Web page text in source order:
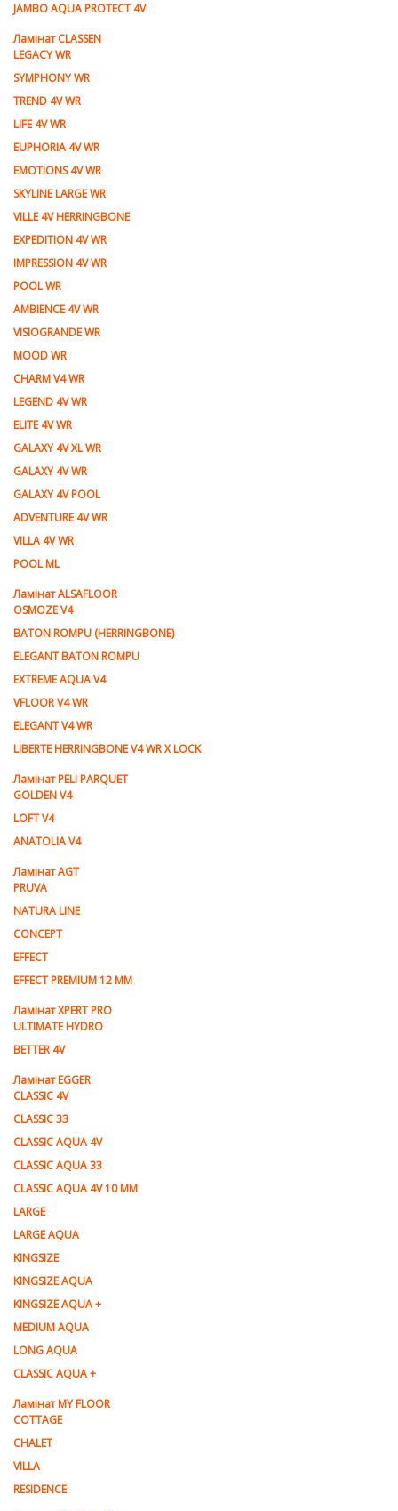
JAMBO AQUA PROTECT 4V
Ламiнат CLASSEN
LEGACY WR
SYMPHONY WR
TREND 4V WR
LIFE 4V WR
EUPHORIA 4V WR
EMOTIONS 4V WR
SKYLINE LARGE WR
VILLE 4V HERRINGBONE
EXPEDITION 4V WR
IMPRESSION 4V WR
POOL WR
AMBIENCE 4V WR
VISIOGRANDE WR
MOOD WR
CHARM V4 WR
LEGEND 4V WR
ELITE 4V WR
GALAXY 4V XL WR
GALAXY 4V WR
GALAXY 4V POOL
ADVENTURE 4V WR
VILLA 4V WR
POOL ML
Ламiнат ALSAFLOOR
OSMOZE V4
BATON ROMPU (HERRINGBONE)
ELEGANT BATON ROMPU
EXTREME AQUA V4
VFLOOR V4 WR
ELEGANT V4 WR
LIBERTE HERRINGBONE V4 WR X LOCK
Ламiнат PELI PARQUET
GOLDEN V4
LOFT V4
ANATOLIA V4
Ламiнат AGT
PRUVA
NATURA LINE
CONCEPT
EFFECT
EFFECT PREMIUM 12 MM
Ламінат XPERT PRO
ULTIMATE HYDRO
BETTER 4V
Ламiнат EGGER
CLASSIC 4V
CLASSIC 33
CLASSIC AQUA 4V
CLASSIC AQUA 33
CLASSIC AQUA 4V 10 MM
LARGE
LARGE AQUA
KINGSIZE
KINGSIZE AQUA
KINGSIZE AQUA +
MEDIUM AQUA
LONG AQUA
CLASSIC AQUA +
Ламінат MY FLOOR
COTTAGE
CHALET
VILLA
RESIDENCE